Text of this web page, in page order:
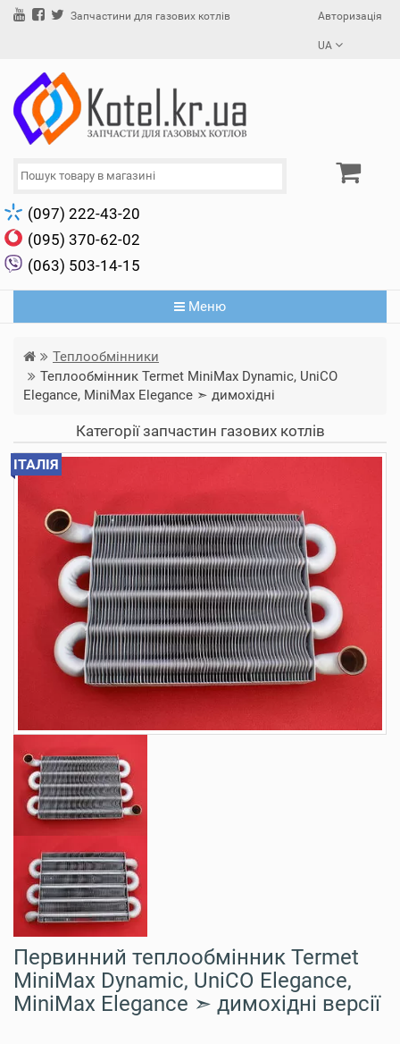
Запчастини для газових котлів Авторизація
UA
(097) 222-43-20
(095) 370-62-02
(063) 503-14-15
Меню
Теплообмінники
Теплообмінник Termet MiniMax Dynamic, UniCO
Elegance, MiniMax Elegance ➣ димохідні
Категорії запчастин газових котлів
ІТАЛІЯ
Первинний теплообмінник Termet
MiniMax Dynamic, UniCO Elegance,
MiniMax Elegance ➣ димохідні версії